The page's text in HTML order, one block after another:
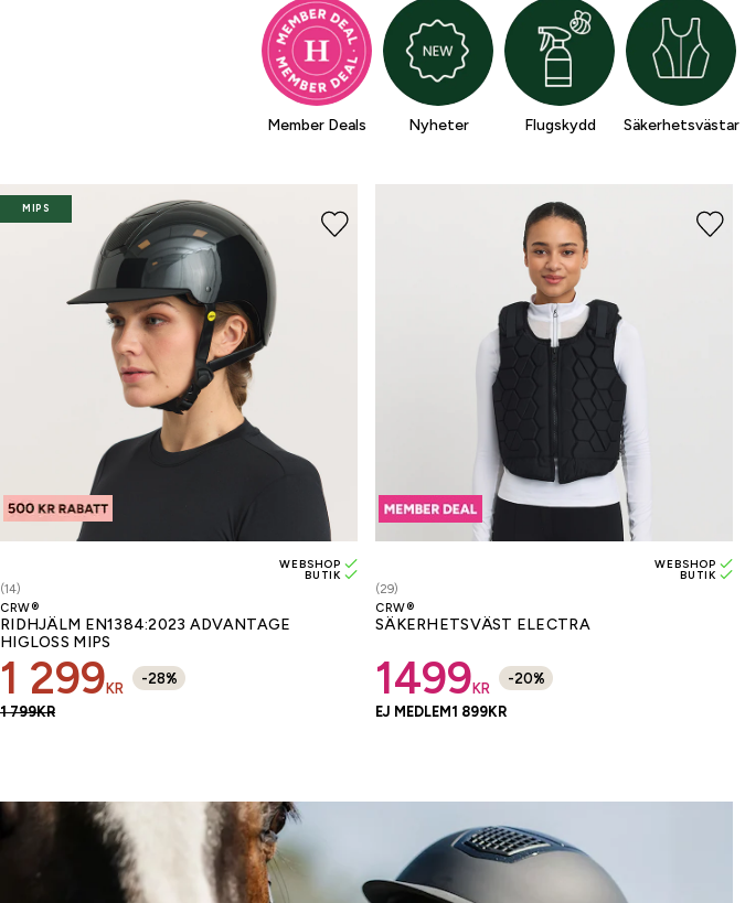
Member Deals Nyheter Flugskydd Säkerhetsvästar
MIPS
(14)
WEBSHOP
BUTIK
CRW®
RIDHJÄLM EN1384:2023 ADVANTAGE
HIGLOSS MIPS
1 299 KR
-28%
1 799KR
(29)
WEBSHOP
BUTIK
CRW®
SÄKERHETSVÄST ELECTRA
1499 KR
-20%
EJ MEDLEM1 899KR